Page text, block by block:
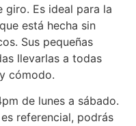
Es ideal para la
está hecha sin
Sus pequeñas
llevarlas a todas
cómodo.
de lunes a sábado.
referencial, podrás